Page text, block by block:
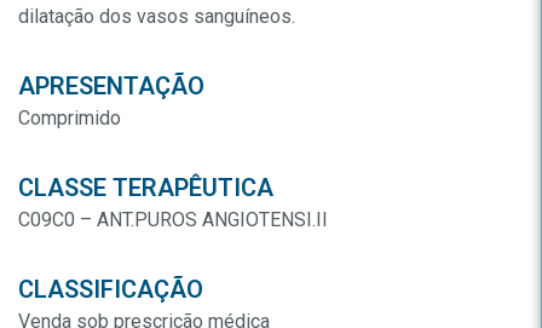
dilatação dos vasos sanguíneos.
APRESENTAÇÃO
Comprimido
CLASSE TERAPÊUTICA
C09C0 – ANT.PUROS ANGIOTENSI.II
CLASSIFICAÇÃO
Venda sob prescrição médica